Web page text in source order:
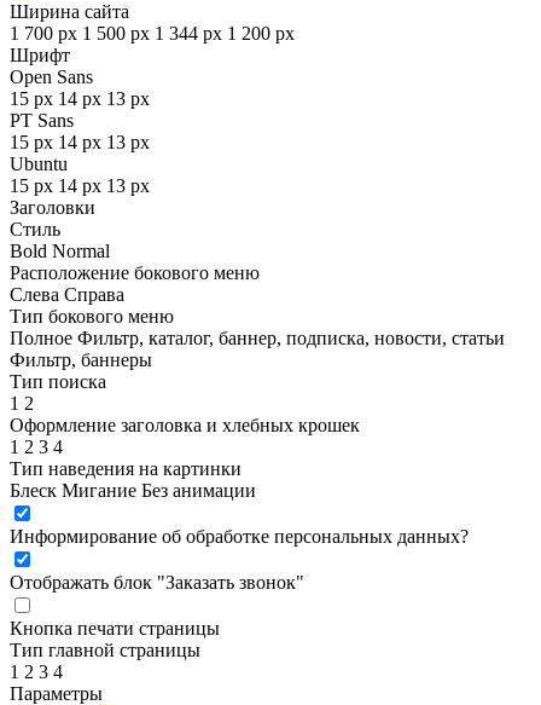
Ширина сайта
1 700 px 1 500 px 1 344 px 1 200 px
Шрифт
Open Sans
15 px 14 px 13 px
PT Sans
15 px 14 px 13 px
Ubuntu
15 px 14 px 13 px
Заголовки
Стиль
Bold Normal
Расположение бокового меню
Слева Справа
Тип бокового меню
Полное Фильтр, каталог, баннер, подписка, новости, статьи
Фильтр, баннеры
Тип поиска
1 2
Оформление заголовка и хлебных крошек
1 2 3 4
Тип наведения на картинки
Блеск Мигание Без анимации
Информирование об обработке персональных данных?
Отображать блок "Заказать звонок"
Кнопка печати страницы
Тип главной страницы
1 2 3 4
Параметры